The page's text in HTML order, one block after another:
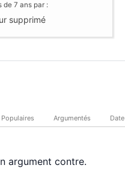
de 7 ans par :
supprimé
Populaires Argumentés Date
argument contre.